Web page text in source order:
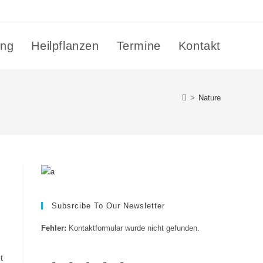
Heilpflanzen Termine Kontakt
> Nature
Subsrcibe To Our Newsletter
Fehler: Kontaktformular wurde nicht gefunden.